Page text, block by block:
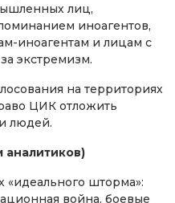
лиц,
иноагентов,
иноагентам и лицам с
экстремизм.
на территориях
ЦИК отложить
людей.
аналитиков)
«идеального шторма»:
война, боевые